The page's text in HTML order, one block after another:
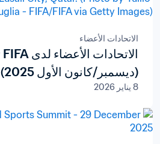
الاتحادات الأعضاء
(ديسمبر/كانون الأول 2025)
8 يناير 2026